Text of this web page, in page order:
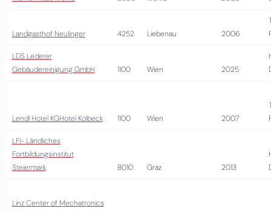
Landgasthof Neulinger 4252 Liebenau 2006
LDS Lederer
Gebäudereinigung GmbH
1100 Wien 2025
Lendl Hotel KGHotel Kolbeck 1100 Wien 2007
LFI- Ländliches
Fortbildungsinstitut
Steiermark
8010 Graz 2013
Linz Center of Mechatronics